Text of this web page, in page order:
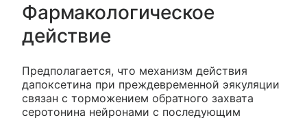
Фармакологическое
действие
Предполагается, что механизм действия
дапоксетина при преждевременной эякуляции
связан с торможением обратного захвата
серотонина нейронами с последующим